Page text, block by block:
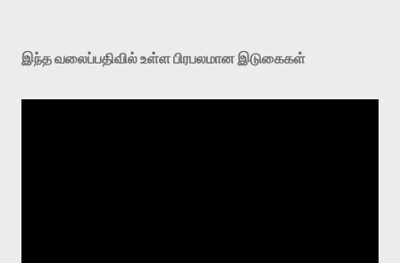
இந்த வலைப்பதிவில் உள்ள பிரபலமான இடுகைகள்